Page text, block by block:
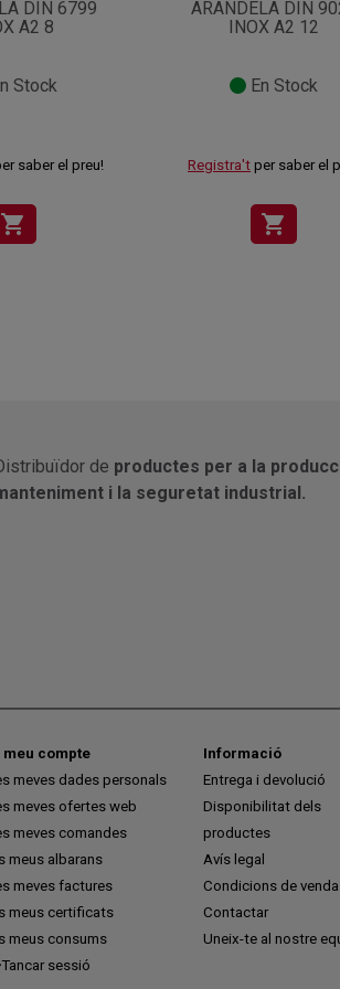
DIN 6799
A2 8
Stock
saber el preu!
shopping_cart
ARANDELA DIN
INOX A2 12
En Stock
Registra't per saber el
shopping_cart
de productes per a la
i la seguretat industrial.
meu compte
meves dades personals
meves ofertes web
meves comandes
meus albarans
meves factures
meus certificats
meus consums
Tancar sessió
Informació
Entrega i devolució
Disponibilitat dels
productes
Avís legal
Condicions de venda
Contactar
Uneix-te al nostre